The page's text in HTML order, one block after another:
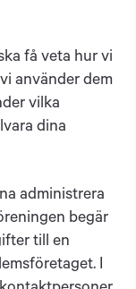
få veta hur vi
använder dem
vilka
dina
administrera
begär
till en
I